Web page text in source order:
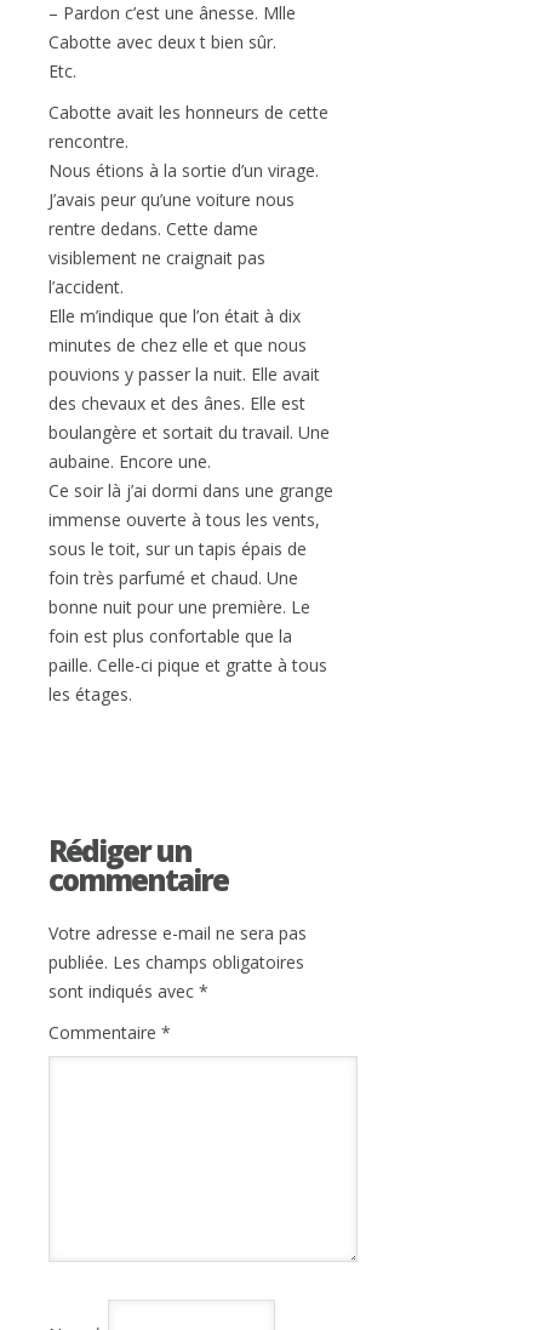
– Pardon c’est une ânesse. Mlle
Cabotte avec deux t bien sûr.
Etc.
Cabotte avait les honneurs de cette
rencontre.
Nous étions à la sortie d’un virage.
J’avais peur qu’une voiture nous
rentre dedans. Cette dame
visiblement ne craignait pas
l’accident.
Elle m’indique que l’on était à dix
minutes de chez elle et que nous
pouvions y passer la nuit. Elle avait
des chevaux et des ânes. Elle est
boulangère et sortait du travail. Une
aubaine. Encore une.
Ce soir là j’ai dormi dans une grange
immense ouverte à tous les vents,
sous le toit, sur un tapis épais de
foin très parfumé et chaud. Une
bonne nuit pour une première. Le
foin est plus confortable que la
paille. Celle-ci pique et gratte à tous
les étages.
Rédiger un
commentaire
Votre adresse e-mail ne sera pas
publiée. Les champs obligatoires
sont indiqués avec *
Commentaire *